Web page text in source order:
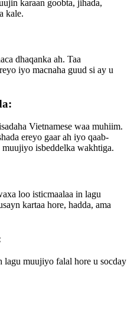
karaan goobta, jihada,
kale.
dhaqanka ah. Taa
iyo macnaha guud si ay u
Vietnamese waa muhiim.
ereyo gaar ah iyo qaab-
isbeddelka wakhtiga.
loo isticmaalaa in lagu
kartaa hore, hadda, ama
lagu muujiyo falal hore u socday